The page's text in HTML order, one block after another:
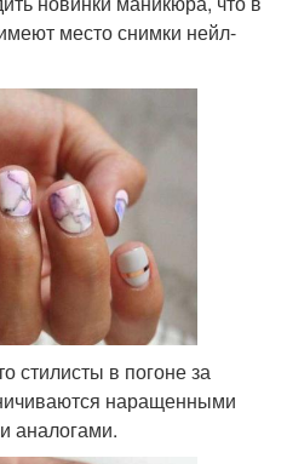
место снимки нейл-
стилисты в погоне за
наращенными
аналогами.